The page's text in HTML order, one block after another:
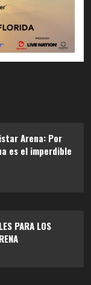
Arena: Por
es el imperdible
PARA LOS